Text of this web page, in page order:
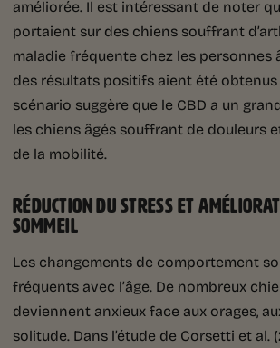
améliorée. Il est intéressant de noter
portaient sur des chiens souffrant
maladie fréquente chez les personnes
des résultats positifs aient été
scénario suggère que le CBD a un
les chiens âgés souffrant de douleurs
de la mobilité.
RÉDUCTION DU STRESS ET
SOMMEIL
Les changements de comportement
fréquents avec l’âge. De nombreux
deviennent anxieux face aux orages,
solitude. Dans l’étude de Corsetti et al.